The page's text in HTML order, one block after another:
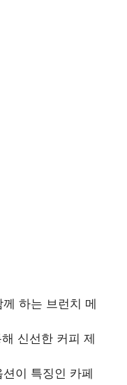
하는 브런치 메
신선한 커피 제
이 특징인 카페